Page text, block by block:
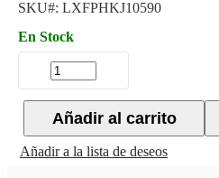
SKU#: LXFPHKJ10590
En Stock
Añadir al carrito
Añadir a la lista de deseos